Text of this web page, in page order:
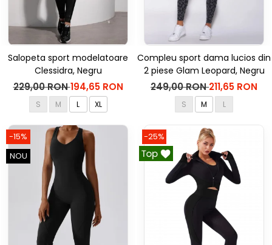
Salopeta sport modelatoare
Clessidra, Negru
229,00 RON194,65 RON
S M L XL
Compleu sport dama lucios din
2 piese Glam Leopard, Negru
249,00 RON211,65 RON
S M L
-15%
NOU
-25%